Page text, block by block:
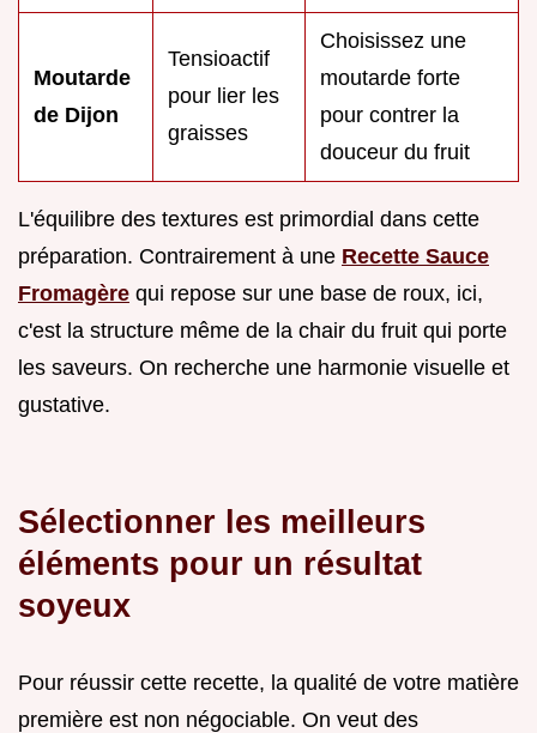
Moutarde
de Dijon
Tensioactif
pour lier les
graisses
Choisissez une
moutarde forte
pour contrer la
douceur du fruit
L'équilibre des textures est primordial dans cette
préparation. Contrairement à une Recette Sauce
Fromagère qui repose sur une base de roux, ici,
c'est la structure même de la chair du fruit qui porte
les saveurs. On recherche une harmonie visuelle et
gustative.
Sélectionner les meilleurs
éléments pour un résultat
soyeux
Pour réussir cette recette, la qualité de votre matière
première est non négociable. On veut des